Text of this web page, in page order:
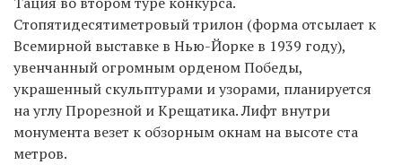
Стопятидесятиметровый трилон (форма отсылает к
Всемирной выставке в Нью-Йорке в 1939 году),
увенчанный огромным орденом Победы,
украшенный скульптурами и узорами, планируется
на углу Прорезной и Крещатика. Лифт внутри
монумента везет к обзорным окнам на высоте ста
метров.